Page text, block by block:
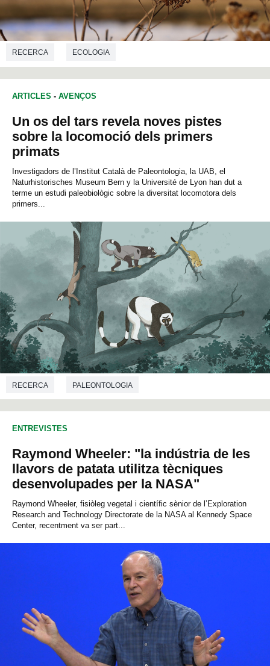
RECERCA ECOLOGIA
ARTICLES - AVENÇOS
Un os del tars revela noves pistes
sobre la locomoció dels primers
primats
Investigadors de l’Institut Català de Paleontologia, la UAB, el
Naturhistorisches Museum Bern y la Université de Lyon han dut a
terme un estudi paleobiològic sobre la diversitat locomotora dels
primers...
RECERCA PALEONTOLOGIA
ENTREVISTES
Raymond Wheeler: "la indústria de les
llavors de patata utilitza tècniques
desenvolupades per la NASA"
Raymond Wheeler, fisiòleg vegetal i científic sènior de l’Exploration
Research and Technology Directorate de la NASA al Kennedy Space
Center, recentment va ser part...